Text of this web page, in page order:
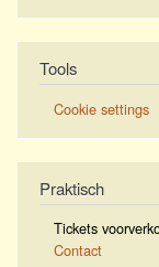
Tools
Cookie settings
Praktisch
Tickets
Contact